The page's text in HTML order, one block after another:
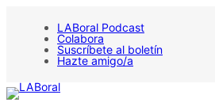
contenido LABoral Podcast
Colabora
Suscríbete al boletín
Hazte amigo/a